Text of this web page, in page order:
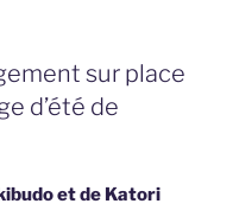
sur place
d’été de
et de Katori